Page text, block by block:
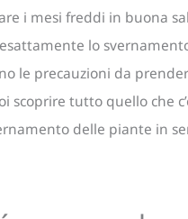
i mesi freddi in buona
lo
le precauzioni da
scoprire tutto quello che
delle piante in